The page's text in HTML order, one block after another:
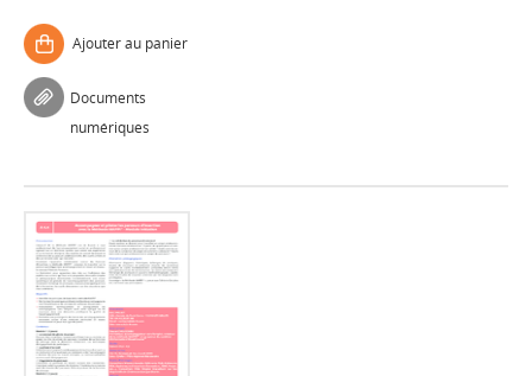
Ajouter au panier
Documents
numériques